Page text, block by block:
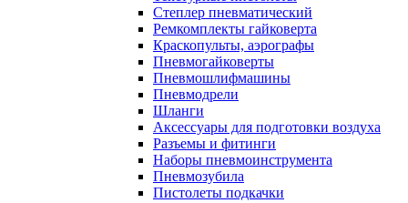
Степлер пневматический
Ремкомплекты гайковерта
Краскопульты, аэрографы
Пневмогайковерты
Пневмошлифмашины
Пневмодрели
Шланги
Аксессуары для подготовки воздуха
Разъемы и фитинги
Наборы пневмоинструмента
Пневмозубила
Пистолеты подкачки